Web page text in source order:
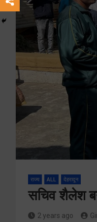
राज्य ALL देहरादून
सचिव शैलेश
2 years ago